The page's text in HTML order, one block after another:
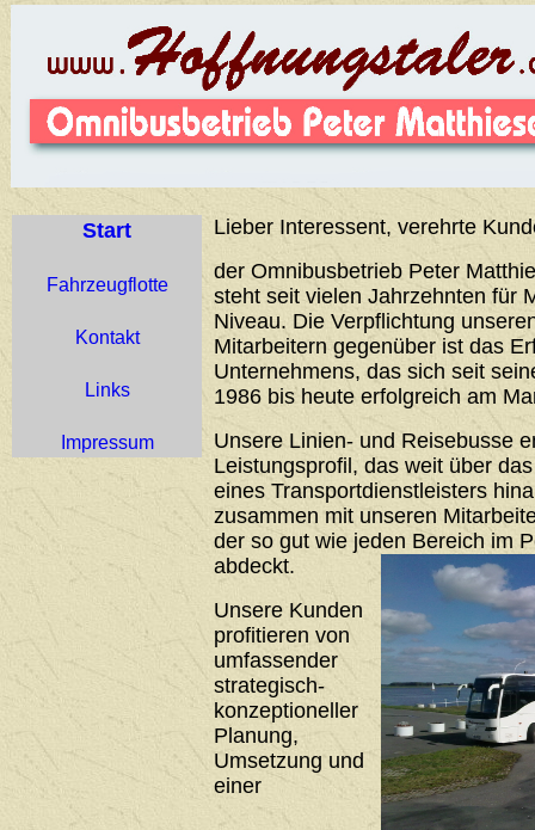
Start
Fahrzeugflotte
Kontakt
Links
Impressum
Lieber Interessent, verehrte
der Omnibusbetrieb Peter
steht seit vielen Jahrzehnten für
Niveau. Die Verpflichtung
Mitarbeitern gegenüber ist das
Unternehmens, das sich seit
1986 bis heute erfolgreich am
Unsere Linien- und Reisebusse
Leistungsprofil, das weit über
eines Transportdienstleisters
zusammen mit unseren
der so gut wie jeden Bereich im
abdeckt.
Unsere Kunden
profitieren von
umfassender
strategisch-
konzeptioneller
Planung,
Umsetzung und
einer